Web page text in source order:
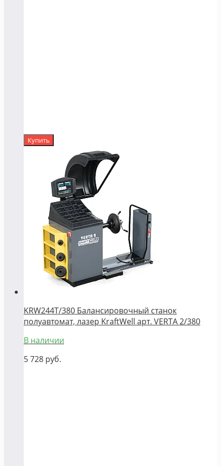
Купить
KRW244T/380 Балансировочный станок
полуавтомат, лазер KraftWell арт. VERTA 2/380
В наличии
5 728 руб.